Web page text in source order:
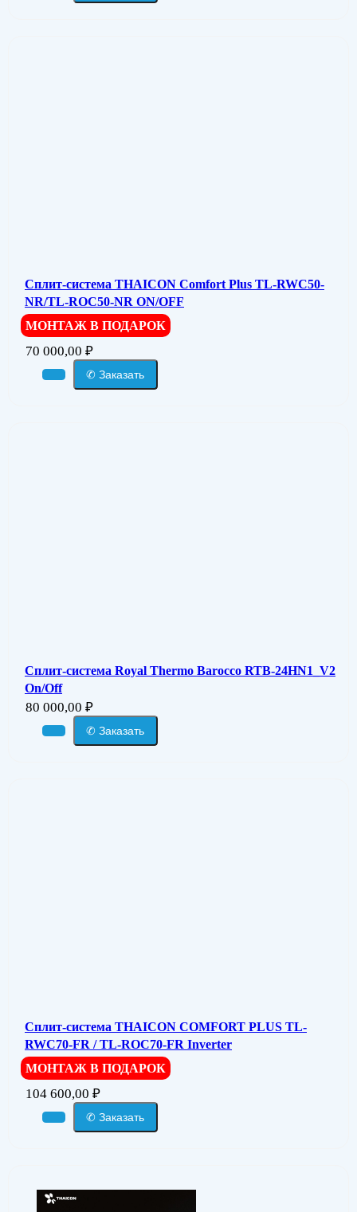
Сплит-система THAICON Comfort Plus TL-RWC50-
NR/TL-ROC50-NR ON/OFF
МОНТАЖ В ПОДАРОК
70 000,00 ₽
✆ Заказать
Сплит-система Royal Thermo Barocco RTB-24HN1_V2
On/Off
80 000,00 ₽
✆ Заказать
Сплит-система THAICON СOMFORT PLUS TL-
RWC70-FR / TL-ROC70-FR Inverter
МОНТАЖ В ПОДАРОК
104 600,00 ₽
✆ Заказать